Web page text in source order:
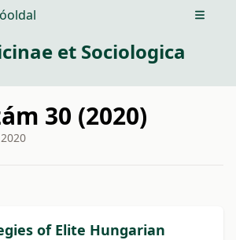
Open
et Sociologica
30 (2020)
of Elite Hungarian